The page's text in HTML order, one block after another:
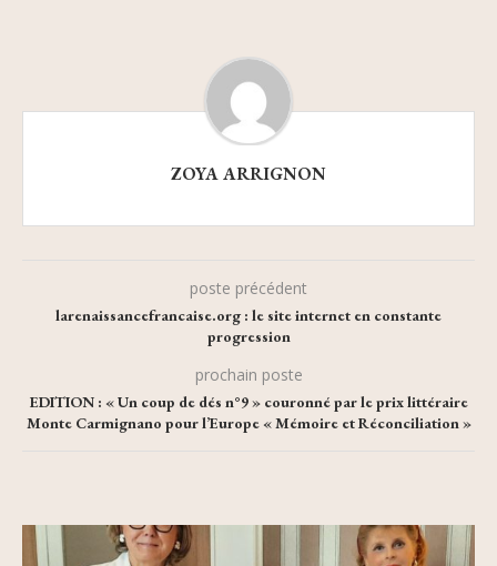
ZOYA ARRIGNON
poste précédent
larenaissancefrancaise.org : le site internet en constante
progression
prochain poste
EDITION : « Un coup de dés n°9 » couronné par le prix littéraire
Monte Carmignano pour l’Europe « Mémoire et Réconciliation »